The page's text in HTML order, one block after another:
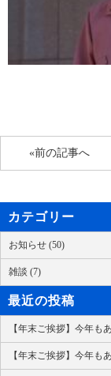
«前の記事へ
カテゴリー
お知らせ (50)
雑談 (7)
最近の投稿
【年末ご挨拶】今年も
【年末ご挨拶】今年も